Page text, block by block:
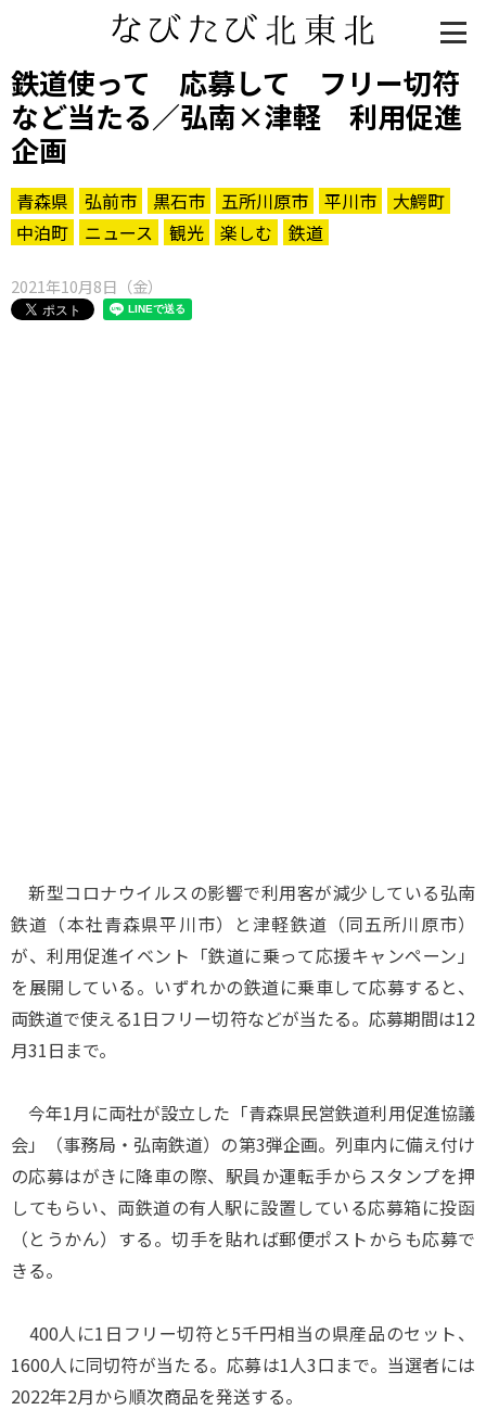
鉄道使って 応募して フリー切符
など当たる／弘南×津軽 利用促進
企画
青森県 弘前市 黒石市 五所川原市 平川市
大鰐町
中泊町
ニュース 観光 楽しむ 鉄道
2021年10月8日（金）
新型コロナウイルスの影響で利用客が減少している弘南
鉄道（本社青森県平川市）と津軽鉄道（同五所川原市）
が、利用促進イベント「鉄道に乗って応援キャンペーン」
を展開している。いずれかの鉄道に乗車して応募すると、
両鉄道で使える1日フリー切符などが当たる。応募期間は12
月31日まで。
今年1月に両社が設立した「青森県民営鉄道利用促進協議
会」（事務局・弘南鉄道）の第3弾企画。列車内に備え付け
の応募はがきに降車の際、駅員か運転手からスタンプを押
してもらい、両鉄道の有人駅に設置している応募箱に投函
（とうかん）する。切手を貼れば郵便ポストからも応募で
きる。
400人に1日フリー切符と5千円相当の県産品のセット、
1600人に同切符が当たる。応募は1人3口まで。当選者には
2022年2月から順次商品を発送する。
知る一覧
世界遺産
文化・歴史
パワースポット
ミステリー